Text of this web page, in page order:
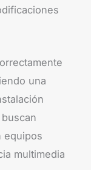
una
equipos
multimedia